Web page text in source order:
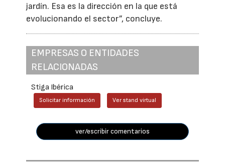
jardín. Esa es la dirección en la que está
evolucionando el sector”, concluye.
EMPRESAS O ENTIDADES
RELACIONADAS
Stiga Ibérica
Solicitar información Ver stand virtual
ver/escribir comentarios